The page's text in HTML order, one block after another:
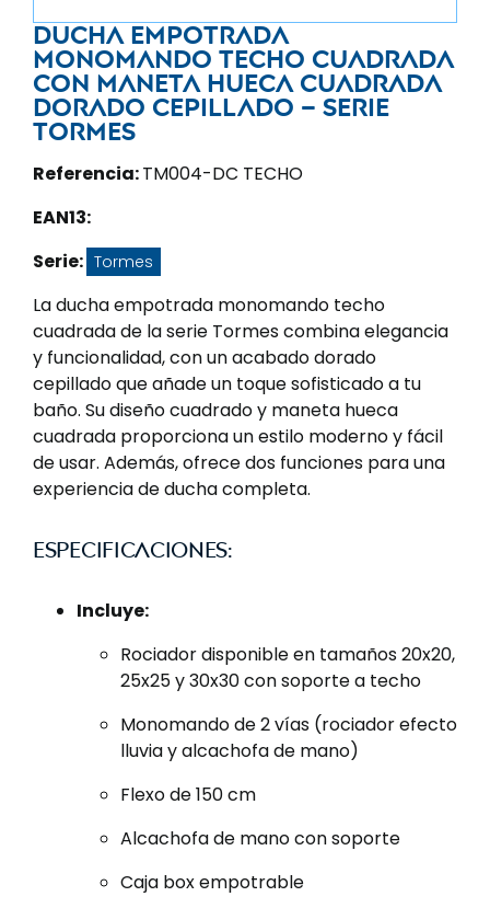
Ducha empotrada
monomando techo cuadrada
con maneta hueca cuadrada
dorado cepillado – Serie
Tormes
Referencia:TM004-DC TECHO
EAN13:
Serie: Tormes
La ducha empotrada monomando techo
cuadrada de la serie Tormes combina elegancia
y funcionalidad, con un acabado dorado
cepillado que añade un toque sofisticado a tu
baño. Su diseño cuadrado y maneta hueca
cuadrada proporciona un estilo moderno y fácil
de usar. Además, ofrece dos funciones para una
experiencia de ducha completa.
Especificaciones:
Incluye:
Rociador disponible en tamaños 20x20,
25x25 y 30x30 con soporte a techo
Monomando de 2 vías (rociador efecto
lluvia y alcachofa de mano)
Flexo de 150 cm
Alcachofa de mano con soporte
Caja box empotrable